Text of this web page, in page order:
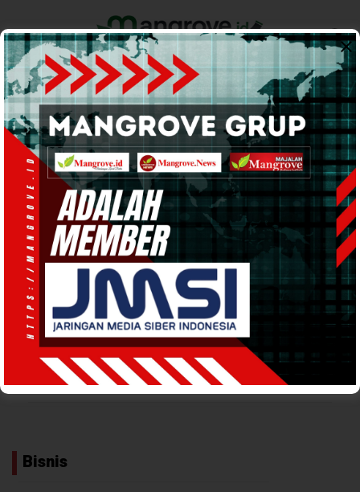
Home Pemerintahan Ekonomi & Bisnis Info Tanah Papua
Support by
Intimidasi Pekerja Pers
Media Teropong News Diancam,
PWI Sorong Raya Surati
Polresta Sorong
14 Maret 2023 - 18:11 WIB
Bisnis